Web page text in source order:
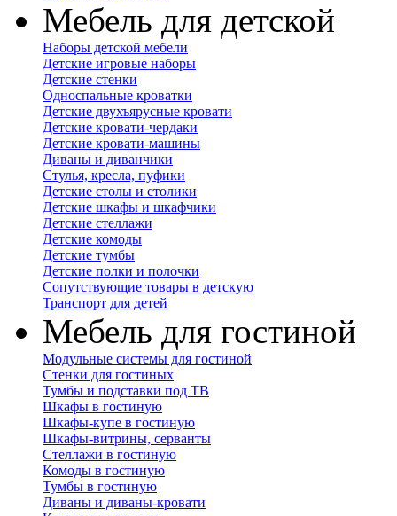
Мебель для детской
Наборы детской мебели
Детские игровые наборы
Детские стенки
Односпальные кроватки
Детские двухъярусные кровати
Детские кровати-чердаки
Детские кровати-машины
Диваны и диванчики
Стулья, кресла, пуфики
Детские столы и столики
Детские шкафы и шкафчики
Детские стеллажи
Детские комоды
Детские тумбы
Детские полки и полочки
Сопутствующие товары в детскую
Транспорт для детей
Мебель для гостиной
Модульные системы для гостиной
Стенки для гостиных
Тумбы и подставки под ТВ
Шкафы в гостиную
Шкафы-купе в гостиную
Шкафы-витрины, серванты
Стеллажи в гостиную
Комоды в гостиную
Тумбы в гостиную
Диваны и диваны-кровати